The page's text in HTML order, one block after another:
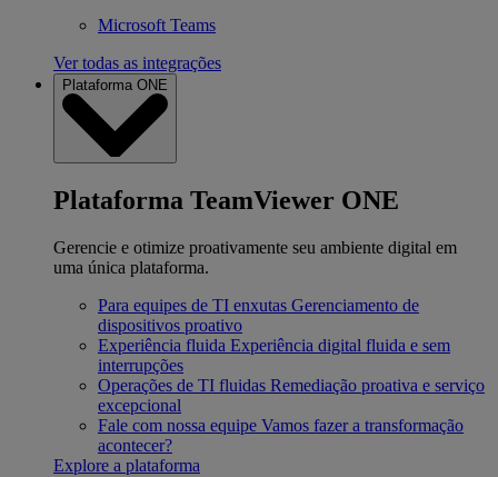
Microsoft Teams
Ver todas as integrações
Plataforma ONE
Plataforma TeamViewer ONE
Gerencie e otimize proativamente seu ambiente digital em
uma única plataforma.
Para equipes de TI enxutas Gerenciamento de
dispositivos proativo
Experiência fluida Experiência digital fluida e sem
interrupções
Operações de TI fluidas Remediação proativa e serviço
excepcional
Fale com nossa equipe Vamos fazer a transformação
acontecer?
Explore a plataforma